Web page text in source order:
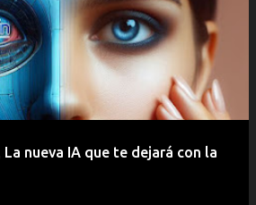
La nueva IA que te dejará con la